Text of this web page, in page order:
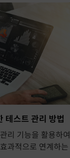
스트 관리 방법
리 기능을 활용하여
과적으로 연계하는